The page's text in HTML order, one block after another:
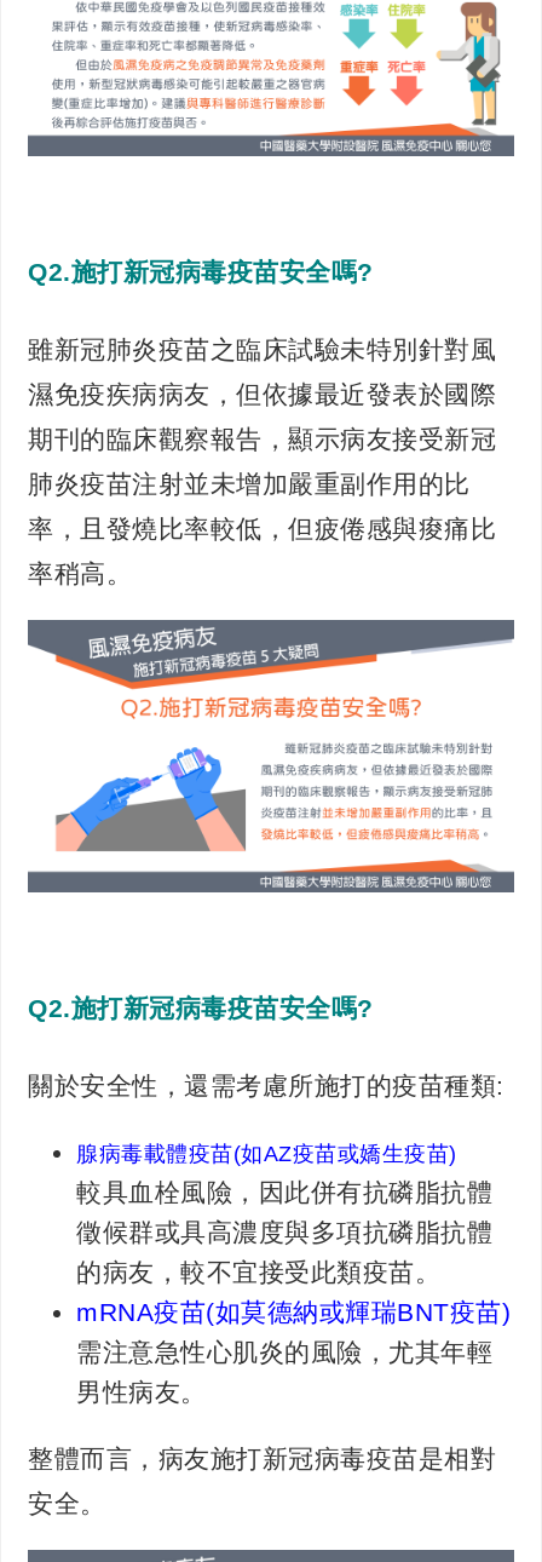
Q2.施打新冠病毒疫苗安全嗎?
雖新冠肺炎疫苗之臨床試驗未特別針對風
濕免疫疾病病友，但依據最近發表於國際
期刊的臨床觀察報告，顯示病友接受新冠
肺炎疫苗注射並未增加嚴重副作用的比
率，且發燒比率較低，但疲倦感與痠痛比
率稍高。
Q2.施打新冠病毒疫苗安全嗎?
關於安全性，還需考慮所施打的疫苗種類:
腺病毒載體疫苗(如AZ疫苗或嬌生疫苗)
較具血栓風險，因此併有抗磷脂抗體
徵候群或具高濃度與多項抗磷脂抗體
的病友，較不宜接受此類疫苗。
mRNA疫苗(如莫德納或輝瑞BNT疫苗)
需注意急性心肌炎的風險，尤其年輕
男性病友。
整體而言，病友施打新冠病毒疫苗是相對
安全。